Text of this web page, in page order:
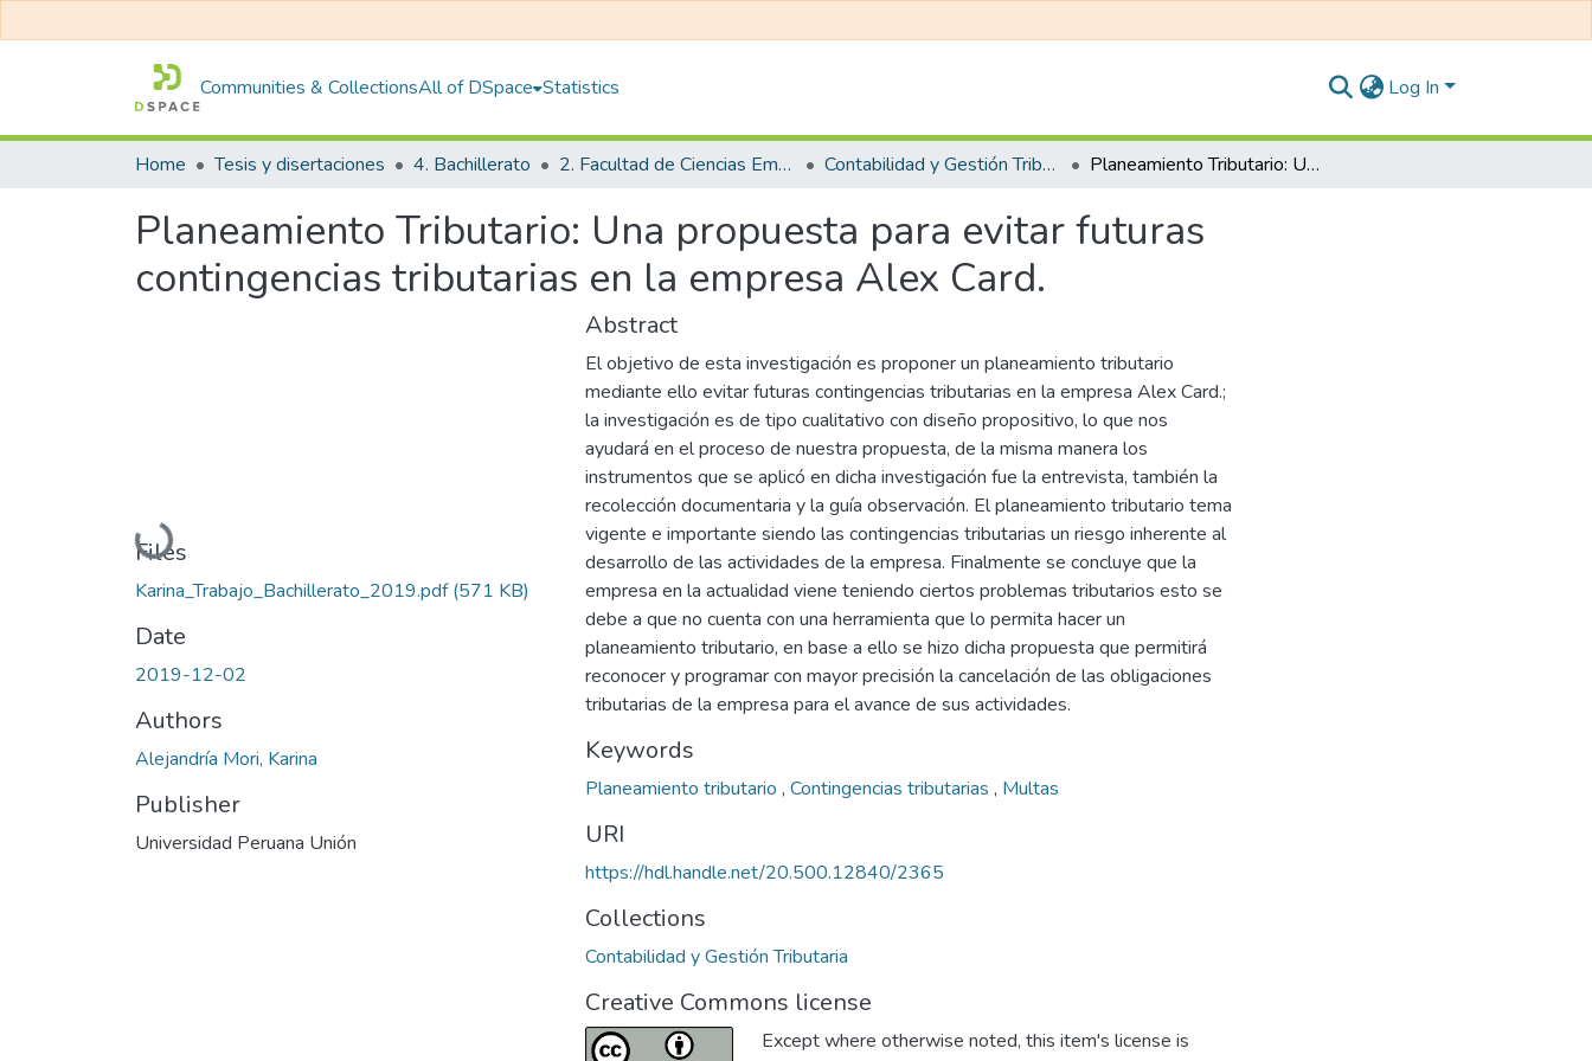
Communities & CollectionsAll of DSpace Statistics Log In
Home Tesis y disertaciones 4. Bachillerato 2. Facultad de Ciencias Empresariales Contabilidad y Gestión Tributaria Planeamiento Tributario: Una propuesta para evitar futuras contingencias tributarias en la empresa Alex Card.
Planeamiento Tributario: Una propuesta para evitar futuras
contingencias tributarias en la empresa Alex Card.
Loading...
Files
Karina_Trabajo_Bachillerato_2019.pdf(571 KB)
Date
2019-12-02
Authors
Alejandría Mori, Karina
Publisher
Universidad Peruana Unión
Abstract
El objetivo de esta investigación es proponer un planeamiento tributario
mediante ello evitar futuras contingencias tributarias en la empresa Alex Card.;
la investigación es de tipo cualitativo con diseño propositivo, lo que nos
ayudará en el proceso de nuestra propuesta, de la misma manera los
instrumentos que se aplicó en dicha investigación fue la entrevista, también la
recolección documentaria y la guía observación. El planeamiento tributario tema
vigente e importante siendo las contingencias tributarias un riesgo inherente al
desarrollo de las actividades de la empresa. Finalmente se concluye que la
empresa en la actualidad viene teniendo ciertos problemas tributarios esto se
debe a que no cuenta con una herramienta que lo permita hacer un
planeamiento tributario, en base a ello se hizo dicha propuesta que permitirá
reconocer y programar con mayor precisión la cancelación de las obligaciones
tributarias de la empresa para el avance de sus actividades.
Keywords
Planeamiento tributario , Contingencias tributarias , Multas
URI
https://hdl.handle.net/20.500.12840/2365
Collections
Contabilidad y Gestión Tributaria
Creative Commons license
Except where otherwise noted, this item's license is